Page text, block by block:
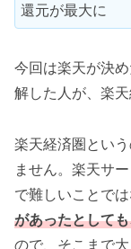
還元が最大に
今回は楽天が決
解した人が、楽
楽天経済圏とい
ません。楽天サ
で難しいことでは
があったとして
ので、そこまで大